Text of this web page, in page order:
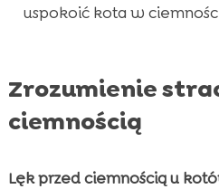
uspokoić kota w
Zrozumienie
ciemnością
Lęk przed ciemnością u